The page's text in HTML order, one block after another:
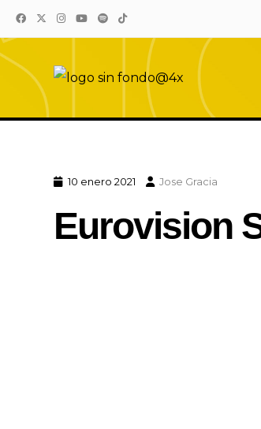
El sonido de
10 enero 2021 Jose Gracia
Eurovision